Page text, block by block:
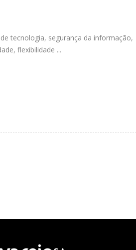
tecnologia, segurança da informação,
flexibilidade